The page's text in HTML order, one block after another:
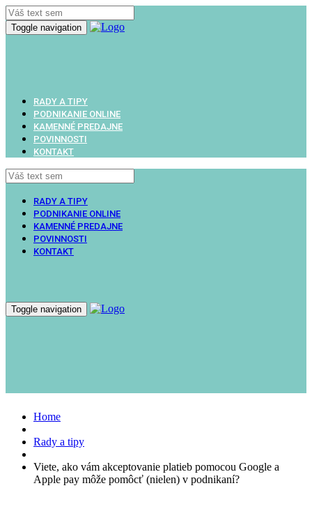
Toggle navigation
RADY A TIPY
PODNIKANIE ONLINE
KAMENNÉ PREDAJNE
POVINNOSTI
KONTAKT
RADY A TIPY
PODNIKANIE ONLINE
KAMENNÉ PREDAJNE
POVINNOSTI
KONTAKT
Toggle navigation
Home
Rady a tipy
Viete, ako vám akceptovanie platieb pomocou Google a
Apple pay môže pomôcť (nielen) v podnikaní?